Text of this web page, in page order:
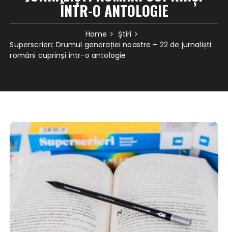
ÎNTR-O ANTOLOGIE
Home
Ştiri
Superscrieri: Drumul generației noastre – 22 de jurnaliști
români cuprinși într-o antologie